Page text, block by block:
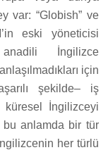
var: “Globish” ve
eski yöneticisi
İngilizce
için
şekilde– iş
İngilizceyi
anlamda bir tür
her türlü